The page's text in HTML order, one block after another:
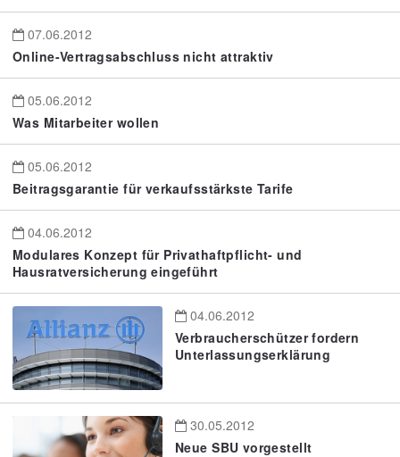
07.06.2012
Online-Vertragsabschluss nicht attraktiv
05.06.2012
Was Mitarbeiter wollen
05.06.2012
Beitragsgarantie für verkaufsstärkste Tarife
04.06.2012
Modulares Konzept für Privathaftpflicht- und
Hausratversicherung eingeführt
04.06.2012
Verbraucherschützer fordern
Unterlassungserklärung
30.05.2012
Neue SBU vorgestellt